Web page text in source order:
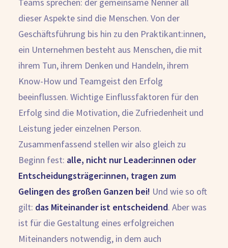
dieser Aspekte sind die Menschen. Von der
Geschäftsführung bis hin zu den Praktikant:innen,
ein Unternehmen besteht aus Menschen, die mit
ihrem Tun, ihrem Denken und Handeln, ihrem
Know-How und Teamgeist den Erfolg
beeinflussen. Wichtige Einflussfaktoren für den
Erfolg sind die Motivation, die Zufriedenheit und
Leistung jeder einzelnen Person.
Zusammenfassend stellen wir also gleich zu
Beginn fest: alle, nicht nur Leader:innen oder
Entscheidungsträger:innen, tragen zum
Gelingen des großen Ganzen bei! Und wie so oft
gilt: das Miteinander ist entscheidend. Aber was
ist für die Gestaltung eines erfolgreichen
Miteinanders notwendig, in dem auch